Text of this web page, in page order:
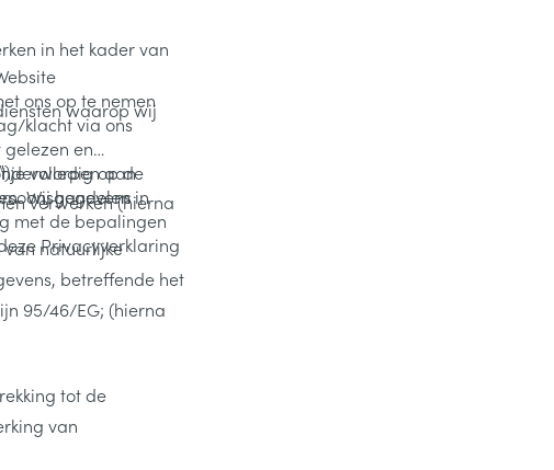
in het kader van
waarop wij
verwerken (hierna
ons op te nemen
klacht via ons
en
je volledig op de
met de bepalingen
Privacyverklaring
aan
Wij handelen in
van natuurlijke
betreffende het
95/46/EG; (hierna
tot de
van